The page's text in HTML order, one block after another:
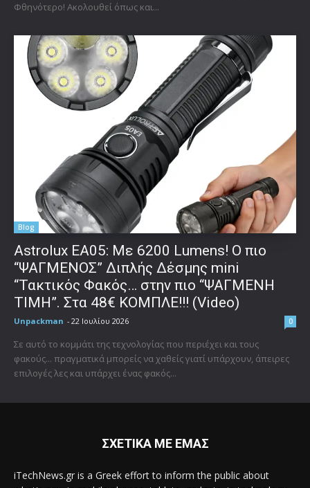
Φθηνότερο! Ακολουθεί όπως και...
Blog
Astrolux ΕΑ05: Με 6200 Lumens! Ο πιο
“ΨΑΓΜΕΝΟΣ” Διπλής Δέσμης mini
“Τακτικός Φακός… στην πιο “ΨΑΓΜΕΝΗ
ΤΙΜΗ”. Στα 48€ ΚΟΜΠΛΕ!!! (Video)
Unpackman - 22 Ιουλίου 2026 0
Σε αυτό το κομμάτι της τεχνολογίας που περιέχει και τους
φακούς... πραγματικά μπορείς να χαθείς γιατί υπάρχουν, άπειρες
επιλογές λες και υπάρχει ένας φακός...
ΣΧΕΤΙΚΑ ΜΕ ΕΜΑΣ
iTechNews.gr is a Greek effort to inform the public about